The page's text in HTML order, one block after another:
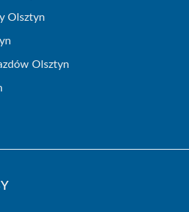
Olsztyn
Olsztyn